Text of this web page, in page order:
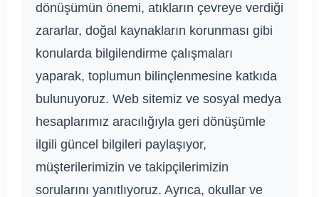
dönüşümün önemi, atıkların çevreye verdiği
zararlar, doğal kaynakların korunması gibi
konularda bilgilendirme çalışmaları
yaparak, toplumun bilinçlenmesine katkıda
bulunuyoruz. Web sitemiz ve sosyal medya
hesaplarımız aracılığıyla geri dönüşümle
ilgili güncel bilgileri paylaşıyor,
müşterilerimizin ve takipçilerimizin
sorularını yanıtlıyoruz. Ayrıca, okullar ve